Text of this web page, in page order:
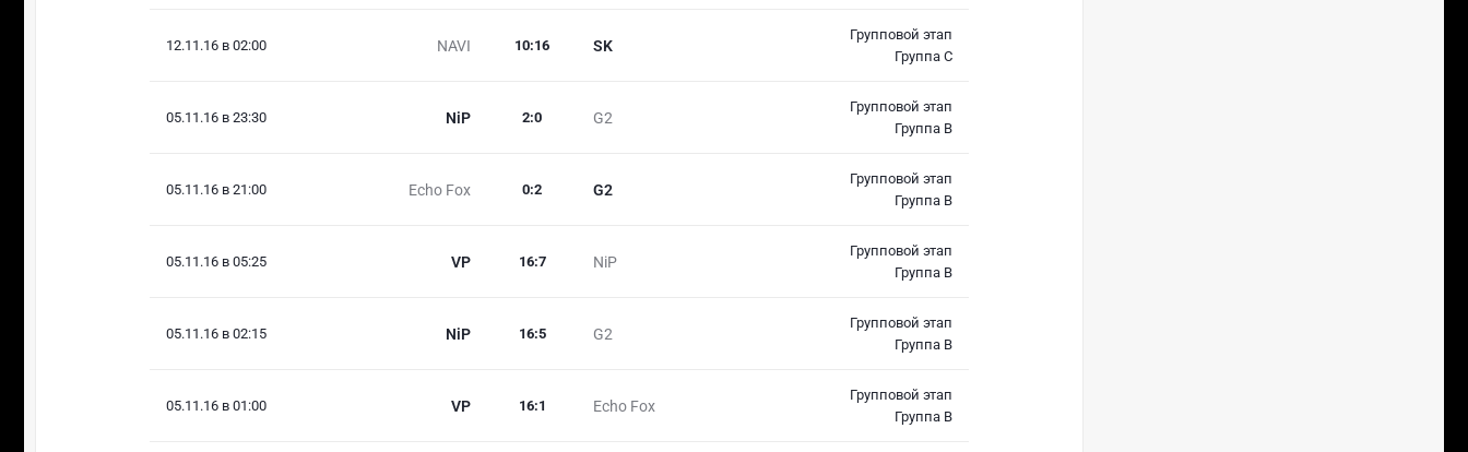
12.11.16 в 02:00 NAVI SK
10:16
Групповой этап
Группа С
05.11.16 в 23:30 NiP G2
2:0
Групповой этап
Группа В
05.11.16 в 21:00 Echo Fox G2
0:2
Групповой этап
Группа В
05.11.16 в 05:25 VP NiP
16:7
Групповой этап
Группа В
05.11.16 в 02:15 NiP G2
16:5
Групповой этап
Группа В
05.11.16 в 01:00 VP Echo Fox
16:1
Групповой этап
Группа В